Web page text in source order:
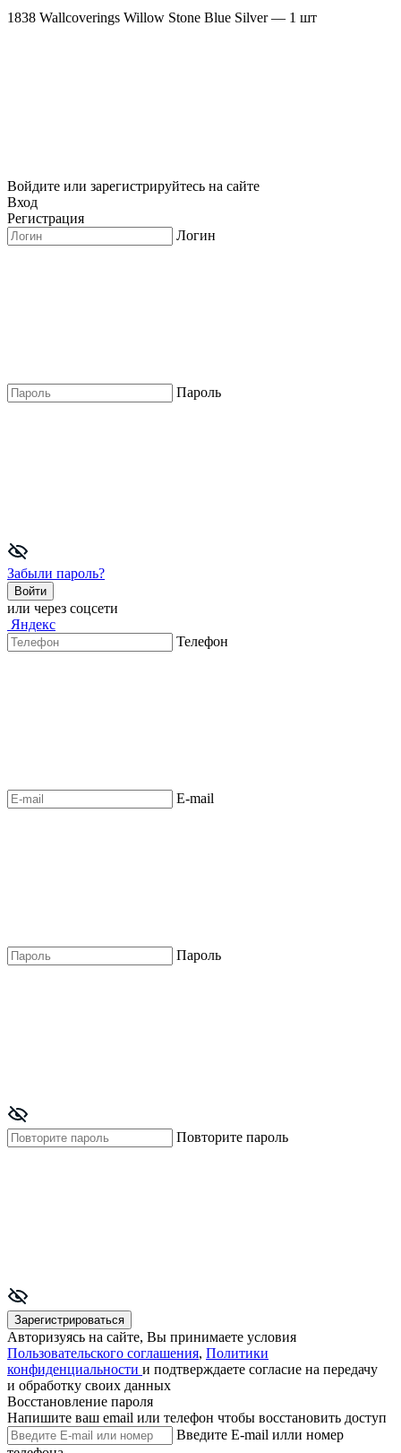
1838 Wallcoverings Willow Stone Blue Silver — 1 шт
Войдите или зарегистрируйтесь на сайте
Вход
Регистрация
Логин
Пароль
Забыли пароль?
Войти
или через соцсети
Яндекс
Телефон
E-mail
Пароль
Повторите пароль
Зарегистрироваться
Авторизуясь на сайте, Вы принимаете условия
Пользовательского соглашения, Политики
конфиденциальности и подтверждаете согласие на передачу
и обработку своих данных
Восстановление пароля
Напишите ваш email или телефон чтобы восстановить доступ
Введите E-mail илли номер